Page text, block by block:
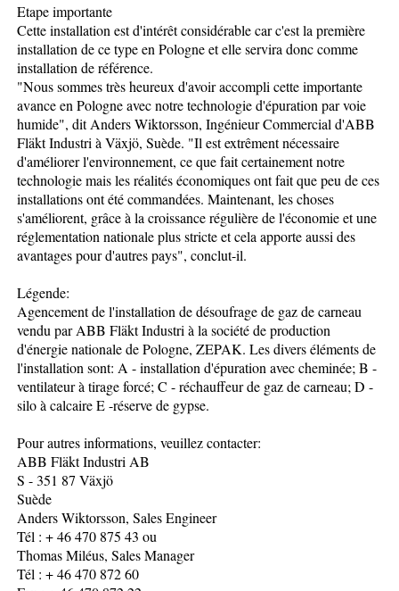
Etape importante
Cette installation est d'intérêt considérable car c'est la première
installation de ce type en Pologne et elle servira donc comme
installation de référence.
"Nous sommes très heureux d'avoir accompli cette importante
avance en Pologne avec notre technologie d'épuration par voie
humide", dit Anders Wiktorsson, Ingénieur Commercial d'ABB
Fläkt Industri à Växjö, Suède. "Il est extrêment nécessaire
d'améliorer l'environnement, ce que fait certainement notre
technologie mais les réalités économiques ont fait que peu de ces
installations ont été commandées. Maintenant, les choses
s'améliorent, grâce à la croissance régulière de l'économie et une
réglementation nationale plus stricte et cela apporte aussi des
avantages pour d'autres pays", conclut-il.
Légende:
Agencement de l'installation de désoufrage de gaz de carneau
vendu par ABB Fläkt Industri à la société de production
d'énergie nationale de Pologne, ZEPAK. Les divers éléments de
l'installation sont: A - installation d'épuration avec cheminée; B -
ventilateur à tirage forcé; C - réchauffeur de gaz de carneau; D -
silo à calcaire E -réserve de gypse.
Pour autres informations, veuillez contacter:
ABB Fläkt Industri AB
S - 351 87 Växjö
Suède
Anders Wiktorsson, Sales Engineer
Tél : + 46 470 875 43 ou
Thomas Miléus, Sales Manager
Tél : + 46 470 872 60